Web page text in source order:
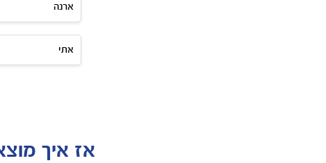
ארנה
אתי
אז איך